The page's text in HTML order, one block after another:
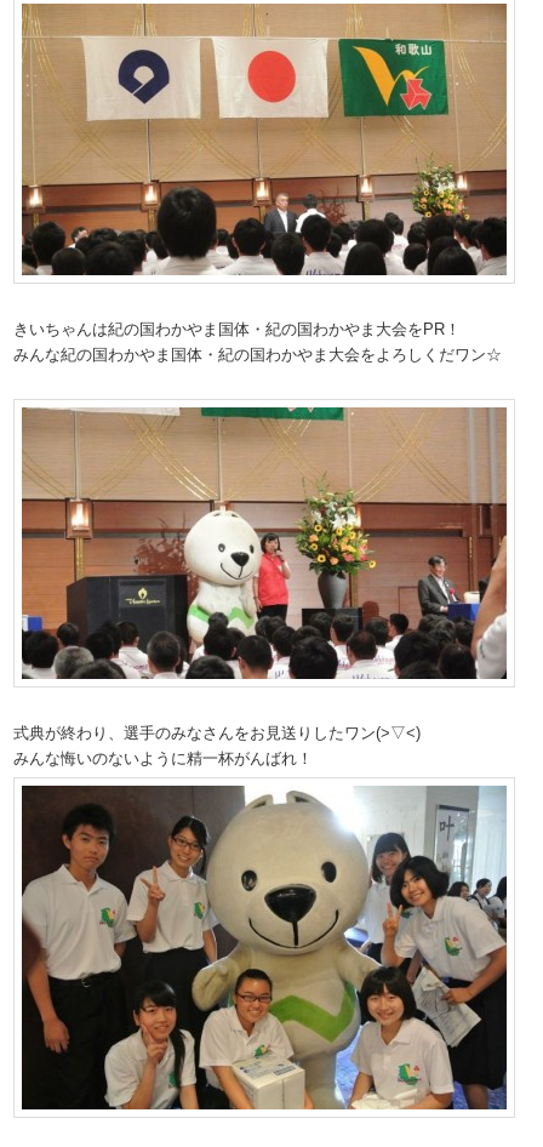
きいちゃんは紀の国わかやま国体・紀の国わかやま大会をPR！
みんな紀の国わかやま国体・紀の国わかやま大会をよろしくだワン☆
式典が終わり、選手のみなさんをお見送りしたワン(>▽<)
みんな悔いのないように精一杯がんばれ！